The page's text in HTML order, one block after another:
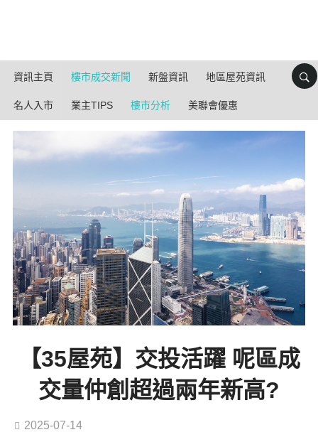
資訊主頁 樓市成交新聞 新盤資訊 地區屋苑資訊
名人入市 業主TIPS 樓市分析 美聯會優惠
【35屋苑】交投活躍 呢區成
交量仲創超過兩年新高?
2025-07-14